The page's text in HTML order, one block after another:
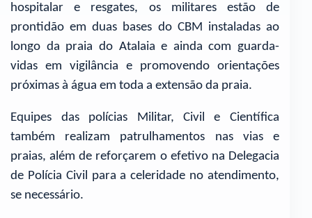
hospitalar e resgates, os militares estão de
prontidão em duas bases do CBM instaladas ao
longo da praia do Atalaia e ainda com guarda-
vidas em vigilância e promovendo orientações
próximas à água em toda a extensão da praia.
Equipes das polícias Militar, Civil e Científica
também realizam patrulhamentos nas vias e
praias, além de reforçarem o efetivo na Delegacia
de Polícia Civil para a celeridade no atendimento,
se necessário.